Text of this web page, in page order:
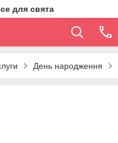
для свята
День народження